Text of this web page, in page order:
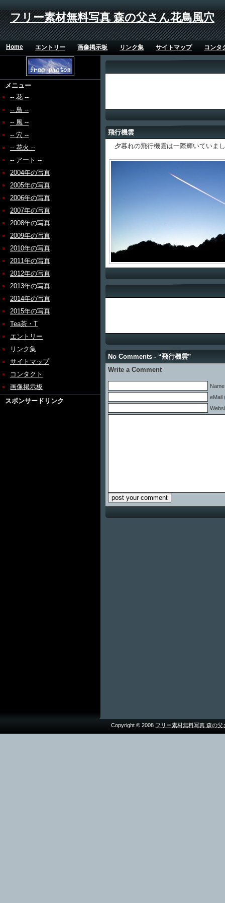
フリー素材無料写真 森の父さん花鳥風穴
Home エントリー 画像掲示板 リンク集 サイトマップ コンタ
メニュー
-- 花 --
-- 鳥 --
-- 風 --
-- 穴 --
-- 花火 --
-- アート --
2004年の写真
2005年の写真
2006年の写真
2007年の写真
2008年の写真
2009年の写真
2010年の写真
2011年の写真
2012年の写真
2013年の写真
2014年の写真
2015年の写真
Tea茶・T
エントリー
リンク集
サイトマップ
コンタクト
画像掲示板
スポンサードリンク
飛行機雲
夕暮れの飛行機雲は一際輝いていま
No Comments - “飛行機雲”
Write a Comment
eMail
Copyright © 2008 フリー素材無料写真 森の父